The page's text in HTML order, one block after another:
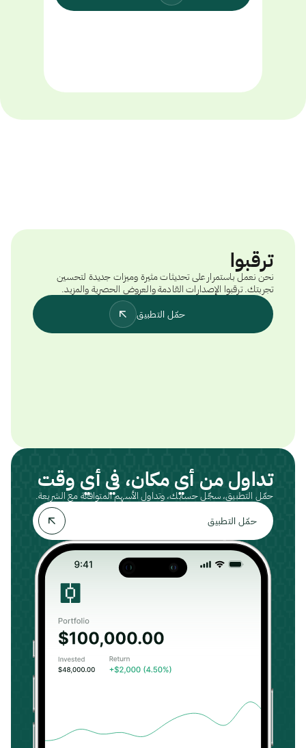
ترقبوا
نحن نعمل باستمرار على تحديثات مثيرة وميزات جديدة لتحسين
تجربتك. ترقبوا الإصدارات القادمة والعروض الحصرية والمزيد.
حمّل التطبيق
تداول من أي مكان، في أي وقت
حمّل التطبيق، سجّل حسابك، وتداول الأسهم المتوافقة مع الشريعة.
حمّل التطبيق